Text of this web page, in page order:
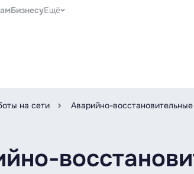
БизнесуЕщё
на сети Аварийно-